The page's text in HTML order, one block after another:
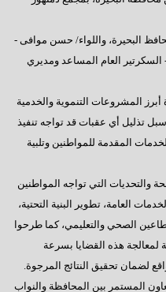
البحيرة، واللواء/ حسن موافى -
السكرتير العام المساعد ومديري
المشروعات التنموية والخدمية
تذليل أي عقبات قد تواجه تنفيذ
المقدمة للمواطنين وتلبية
والتحديات التي تواجه المواطنين
العامة، تطوير البنية التحتية،
الصحي والتعليمي، كما طرحوا
هذه القضايا بسرعة
لضمان تحقيق النتائج المرجوة.
المستمر بين المحافظة والنواب